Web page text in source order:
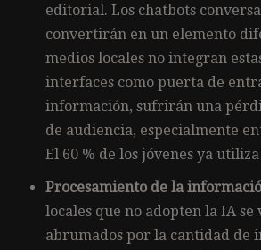
editorial. Los chatbots
convertirán en un elemento
medios locales no integran
interfaces como puerta de
información, sufrirán una
de audiencia, especialmente
El 60 % de los jóvenes ya
Procesamiento de la
locales que no adopten la IA se
abrumados por la cantidad de